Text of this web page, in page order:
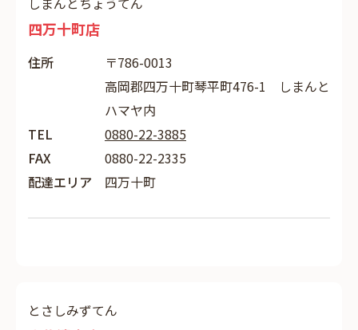
四万十町店
住所
〒786-0013
高岡郡四万十町琴平町476-1 しまんと
ハマヤ内
TEL
0880-22-3885
FAX
0880-22-2335
配達エリア
四万十町
とさしみずてん